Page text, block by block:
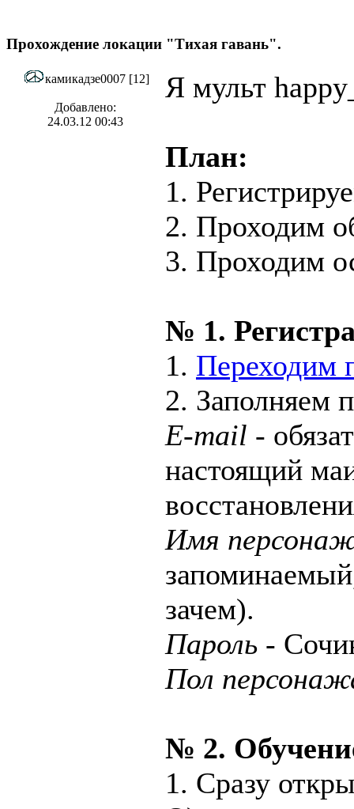
Прохождение локации "Тихая гавань".
камикадзе0007 [12]
Добавлено:
24.03.12 00:43
Я мульт
План:
1.
2. Проходим
3. Проходим
№ 1.
1. Переходим
2. Заполняем
E-mail -
настоящий
Имя
зачем).
Пароль -
Пол
№ 2.
1. Сразу